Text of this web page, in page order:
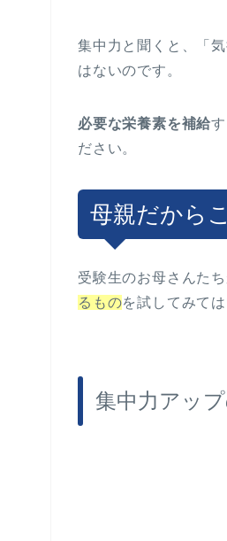
集中力と聞くと、「
はないのです。
必要な栄養素を補給
ださい。
母親だから
受験生のお母さんた
るものを試してみて
集中力アッ